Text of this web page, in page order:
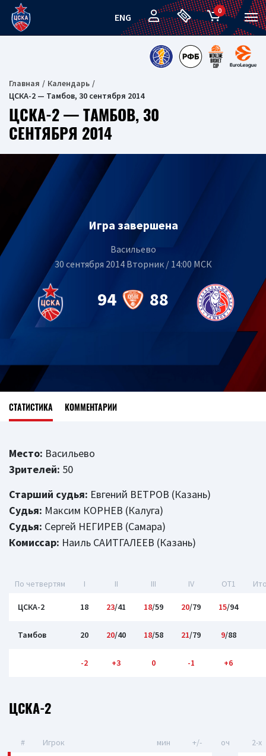
ENG
0
Главная
Календарь
ЦСКА-2 — Тамбов, 30 сентября 2014
ЦСКА-2 — ТАМБОВ, 30
СЕНТЯБРЯ 2014
Игра завершена
Васильево
30 сентября 2014 Вторник / 14:00 МСК
94 88
СТАТИСТИКА КОММЕНТАРИИ
Место: Васильево
Зрителей: 50
Старший судья: Евгений ВЕТРОВ (Казань)
Судья: Максим КОРНЕВ (Калуга)
Судья: Сергей НЕГИРЕВ (Самара)
Комиссар: Наиль САИТГАЛЕЕВ (Казань)
По четвертям I II III IV OT1
ЦСКА-2 18 23/41 18/59 20/79 15/94
Тамбов 20 20/40 18/58 21/79 9/88
-2 +3 0 -1 +6
ЦСКА-2
# Игрок мин +/- оч 2-x